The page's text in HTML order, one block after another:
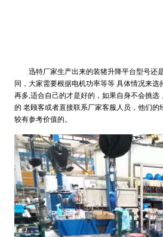
迅特厂家生产出来的装猪升降平台型号还
同，大家需要根据电机功率等等 具体情况来
再多,适合自己的才是好的，如果自身不会挑选
的 老顾客或者直接联系厂家客服人员，他们的
较有参考价值的。